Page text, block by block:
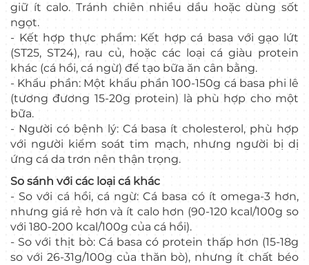
giữ ít calo. Tránh chiên nhiều dầu hoặc dùng sốt
ngọt.
- Kết hợp thực phẩm: Kết hợp cá basa với gạo lứt
(ST25, ST24), rau củ, hoặc các loại cá giàu protein
khác (cá hồi, cá ngừ) để tạo bữa ăn cân bằng.
- Khẩu phần: Một khẩu phần 100-150g cá basa phi lê
(tương đương 15-20g protein) là phù hợp cho một
bữa.
- Người có bệnh lý: Cá basa ít cholesterol, phù hợp
với người kiểm soát tim mạch, nhưng người bị dị
ứng cá da trơn nên thận trọng.
So sánh với các loại cá khác
- So với cá hồi, cá ngừ: Cá basa có ít omega-3 hơn,
nhưng giá rẻ hơn và ít calo hơn (90-120 kcal/100g so
với 180-200 kcal/100g của cá hồi).
- So với thịt bò: Cá basa có protein thấp hơn (15-18g
so với 26-31g/100g của thăn bò), nhưng ít chất béo